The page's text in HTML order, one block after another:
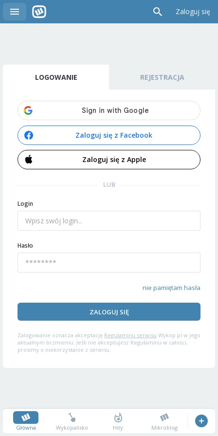
Zaloguj się
LOGOWANIE REJESTRACJA
Zaloguj się z Facebook
Zaloguj się z Apple
LUB
Login
Hasło
nie pamiętam hasła
ZALOGUJ SIĘ
Zalogowanie oznacza akceptację Regulaminu serwisu Wykop.pl w jego
aktualnym brzmieniu. Jeśli nie akceptujesz Regulaminu w całości,
prosimy o niekorzystanie z serwisu.
Główna Wykopalisko Hity Mikroblog